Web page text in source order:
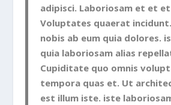
adipisci. Laboriosam et et et
Voluptates quaerat
nobis ab eum quia dolores.
quia laboriosam alias
Cupiditate quo omnis
tempora quas et. Ut
est illum iste. iste